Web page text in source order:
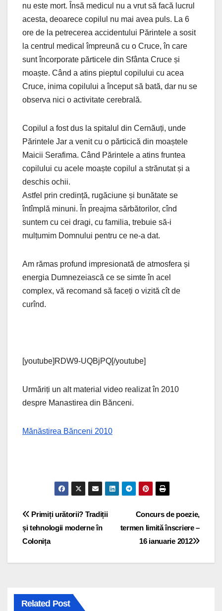
nu este mort. Însă medicul nu a vrut să facă lucrul
acesta, deoarece copilul nu mai avea puls. La 6
ore de la petrecerea accidentului Părintele a sosit
la centrul medical împreună cu o Cruce, în care
sunt încorporate părticele din Sfânta Cruce și
moaște. Când a atins pieptul copilului cu acea
Cruce, inima copilului a început să bată, dar nu se
observa nici o activitate cerebrală.
Copilul a fost dus la spitalul din Cernăuți, unde
Părintele Jar a venit cu o părticică din moaștele
Maicii Serafima. Când Părintele a atins fruntea
copilului cu acele moaște copilul a strănutat și a
deschis ochii.
Astfel prin credință, rugăciune și bunătate se
întîmplă minuni. În preajma sărbătorilor, cînd
suntem cu cei dragi, cu familia, trebuie să-i
mulțumim Domnului pentru ce ne-a dat.
Am rămas profund impresionată de atmosfera și
energia Dumnezeiască ce se simte în acel
complex, vă recomand să faceți o vizită cît de
curînd.
[youtube]RDW9-UQBjPQ[/youtube]
Urmăriți un alt material video realizat în 2010
despre Manastirea din Bănceni.
Mănăstirea Bănceni 2010
Navigare
în
Concurs de poezie,
termen limită înscriere –
16 ianuarie 2012
Primiți urătorii? Tradiții
și tehnologii moderne în
Colonița
Related Post